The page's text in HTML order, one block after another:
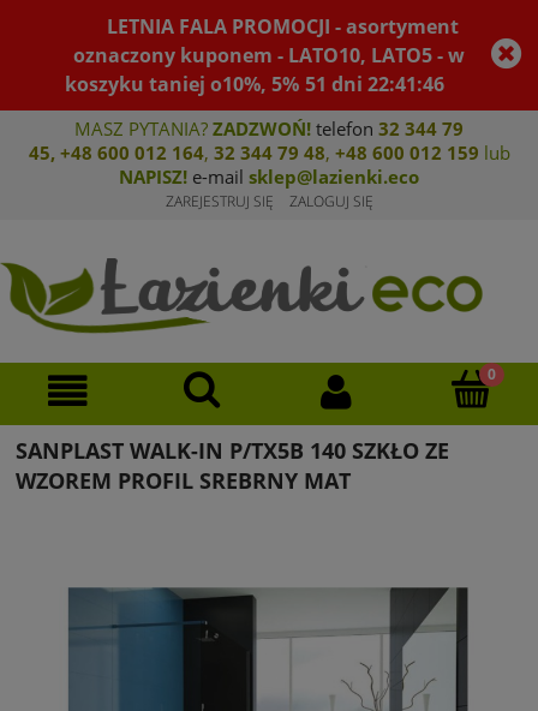
LETNIA FALA PROMOCJI - asortyment
oznaczony kuponem - LATO10, LATO5 - w
koszyku taniej o10%, 5% 51 dni22:41:46
MASZ PYTANIA? ZADZWOŃ! telefon 32 344 79
45, +48 600 012 164, 32 344 79 48, +48 600 012 159 lub
NAPISZ! e-mail sklep@lazienki.eco
ZAREJESTRUJ SIĘ ZALOGUJ SIĘ
SANPLAST WALK-IN P/TX5B 140 SZKŁO ZE
WZOREM PROFIL SREBRNY MAT